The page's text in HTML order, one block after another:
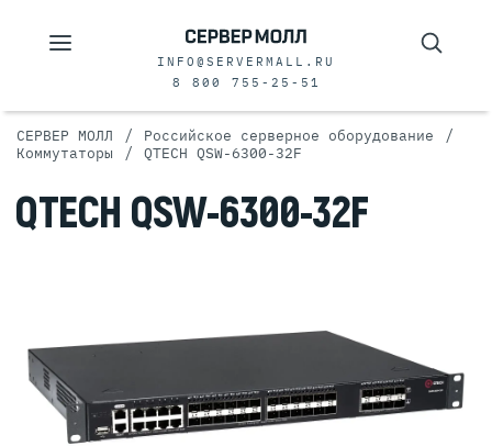
INFO@SERVERMALL.RU
8 800 755-25-51
СЕРВЕР МОЛЛ / Российское серверное оборудование /
Коммутаторы / QTECH QSW-6300-32F
QTECH QSW-6300-32F